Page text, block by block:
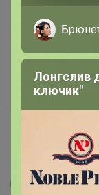
Лонгслив
ключик"